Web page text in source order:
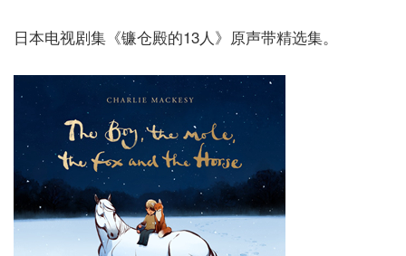
日本电视剧集《镰仓殿的13人》原声带精选集。